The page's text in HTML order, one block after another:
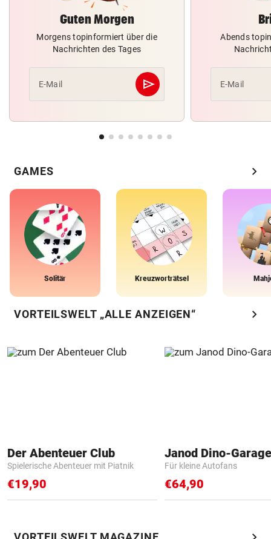
Guten Morgen
Morgens topinformiert über die
Nachrichten des Tages
E-Mail send
Abschicken
Abends
E-Mail
GAMES chevron_right
Solitär Kreuzworträtsel
VORTEILSWELT „ALLE ANZEIGEN“ chevron_right
Der Abenteuer Club
Spielerische Abenteuer mit Piatnik
€19,90
Janod Dino-Garage
Für kleine Autofans
€64,90